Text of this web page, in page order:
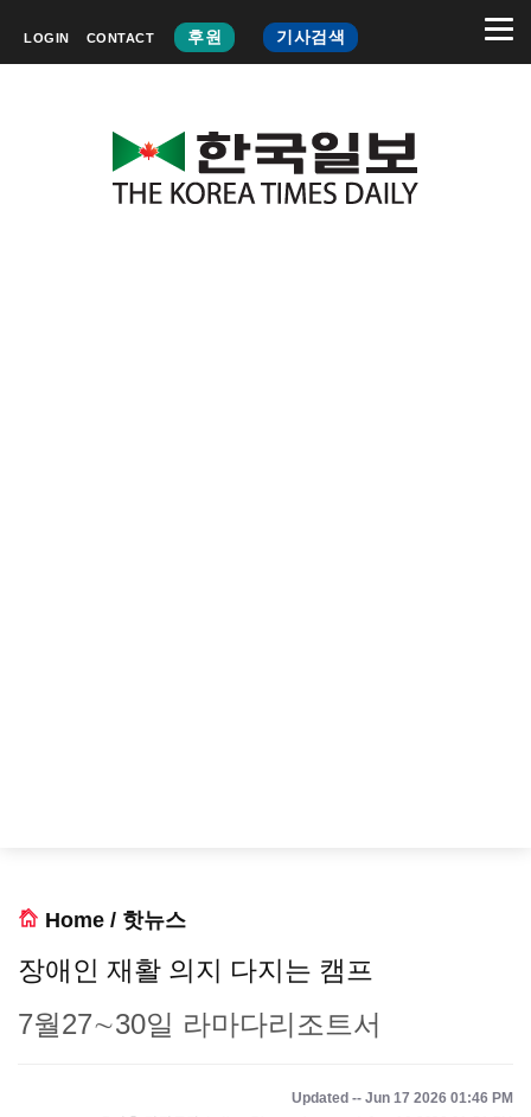
LOGIN CONTACT 후원 기사검색
Home / 핫뉴스
장애인 재활 의지 다지는 캠프
7월27∼30일 라마다리조트서
Updated -- Jun 17 2026 01:46 PM